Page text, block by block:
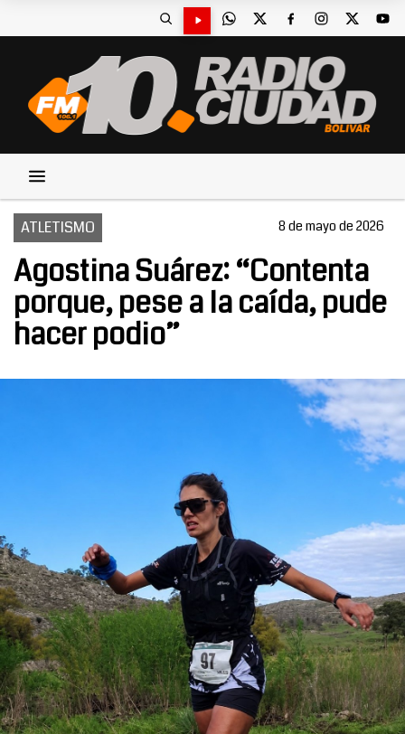
ATLETISMO 8 de mayo de 2026
Agostina Suárez: “Contenta
porque, pese a la caída, pude
hacer podio”